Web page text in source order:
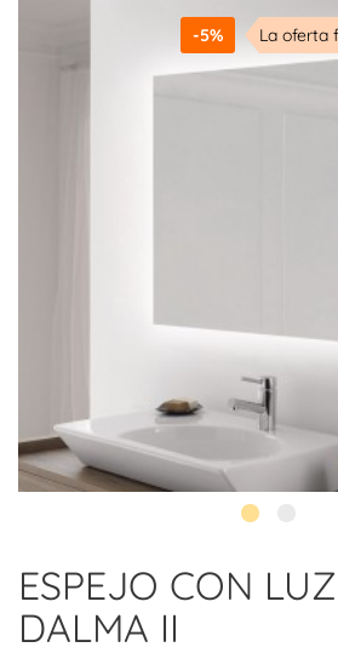
-5% La oferta
ESPEJO CON
DALMA II